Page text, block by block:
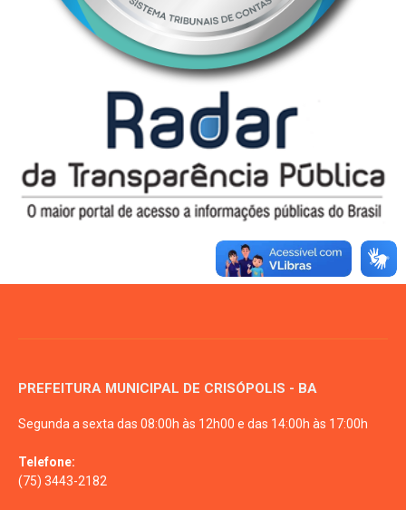
PREFEITURA MUNICIPAL DE CRISÓPOLIS - BA
Segunda a sexta das 08:00h às 12h00 e das 14:00h às 17:00h
Telefone:
(75) 3443-2182